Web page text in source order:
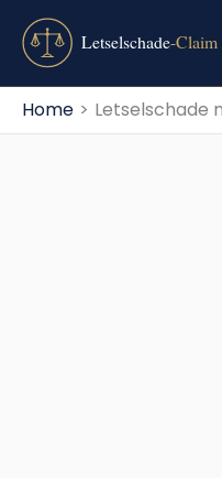
naar
inhoudHome Letselschade